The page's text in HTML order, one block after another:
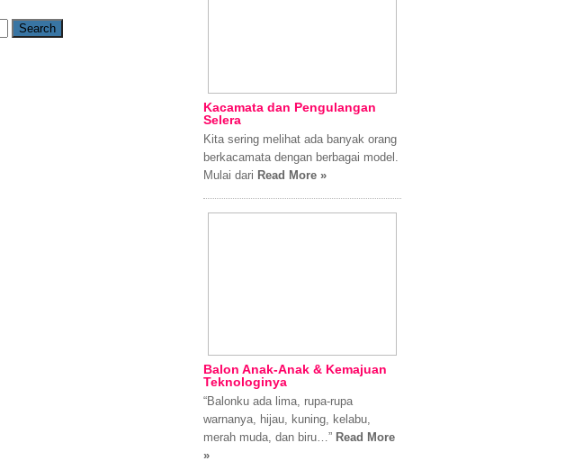
Kacamata dan Pengulangan
Selera
Kita sering melihat ada banyak orang
berkacamata dengan berbagai model.
Mulai dari Read More »
Balon Anak-Anak & Kemajuan
Teknologinya
“Balonku ada lima, rupa-rupa
warnanya, hijau, kuning, kelabu,
merah muda, dan biru…” Read More
»